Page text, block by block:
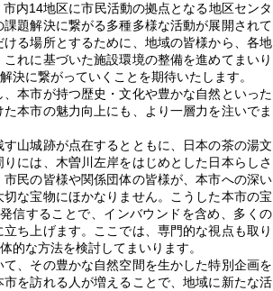
内14地区に市民活動の拠点となる地区センタ
題解決に繋がる多種多様な活動が展開されて
る場所とするために、地域の皆様から、各地
れに基づいた施設環境の整備を進めてまいり
決に繋がっていくことを期待いたします。
本市が持つ歴史・文化や豊かな自然といった
本市の魅力向上にも、より一層力を注いでま
山城跡が点在するとともに、日本の茶の湯文
には、木曽川左岸をはじめとした日本らしさ
民の皆様や関係団体の皆様が、本市への深い
な宝物にほかなりません。こうした本市の宝
信することで、インバウンドを含め、多くの
ち上げます。ここでは、専門的な視点も取り
的な方法を検討してまいります。
、その豊かな自然空間を生かした特別企画を
を訪れる人が増えることで、地域に新たな活